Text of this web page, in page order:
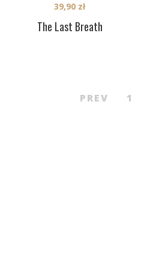
The Last Breath
39,90 zł
PREV 1